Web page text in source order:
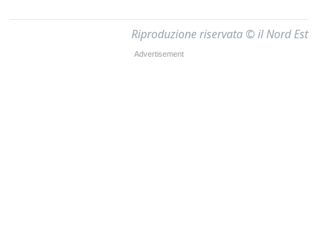
Riproduzione riservata © il Nord Est